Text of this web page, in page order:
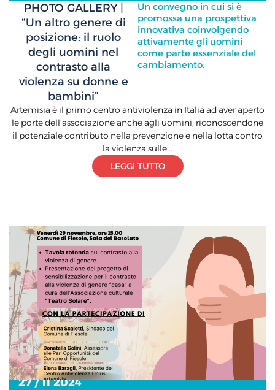
PHOTO GALLERY |
“Un altro genere di
posizione: il ruolo
degli uomini nel
contrasto alla
violenza su donne e
bambini”
Un convegno in cui si è
promossa una prospettiva
innovativa coinvolgendo
attivamente gli uomini
come parte essenziale del
cambiamento.
Artemisia è il primo centro antiviolenza in Italia ad aver aperto
le porte dell’associazione anche agli uomini, riconoscendone
il potenziale contributo nella prevenzione e nella lotta contro
la violenza sulle...
LEGGI TUTTO
27 / 11 2024